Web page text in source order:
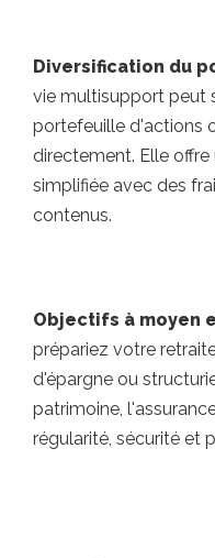
Diversification du
vie multisupport peut
portefeuille d'actions
directement. Elle
simplifiée avec des
contenus.
Objectifs à moyen
prépariez votre
d'épargne ou
patrimoine,
régularité, sécurité et